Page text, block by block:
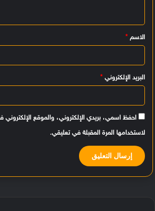
ي
ق
الاسم *
البريد الإلكتروني *
احفظ اسمي، بريدي الإلكتروني، والموقع
لاستخدامها المرة المقبلة في تعليقي.